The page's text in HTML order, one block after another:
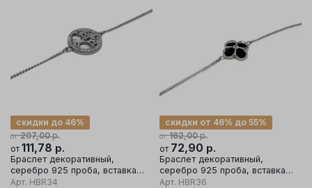
от 207,00р.
скидки до 46%
от 111,78 р.
Браслет декоративный,
серебро 925 проба, вставка
перламутр
Арт. HBR34
от 162,00р.
скидки от 46% до 55%
от 72,90 р.
Браслет декоративный,
серебро 925 проба, вставка
оникс
Арт. HBR36